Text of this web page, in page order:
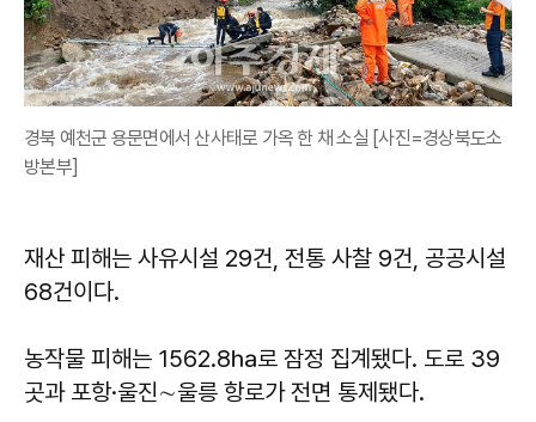
경북 예천군 용문면에서 산사태로 가옥 한 채 소실 [사진=경상북도소
방본부]
재산 피해는 사유시설 29건, 전통 사찰 9건, 공공시설
68건이다.
농작물 피해는 1562.8㏊로 잠정 집계됐다. 도로 39
곳과 포항·울진∼울릉 항로가 전면 통제됐다.